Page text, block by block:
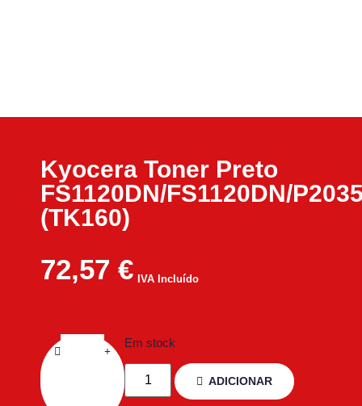
Kyocera Toner Preto
FS1120DN/FS1120DN/
(TK160)
72,57 € IVA Incluído
Em stock
ADICIONAR